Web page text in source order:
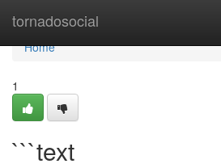
tornadosocial
Home
Home
1
```text